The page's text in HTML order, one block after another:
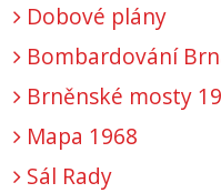
Dobové plány
Bombardování
Brněnské mosty
Mapa 1968
Sál Rady